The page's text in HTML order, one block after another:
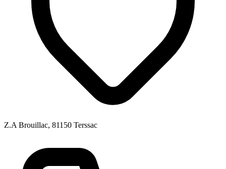
Z.A Brouillac, 81150 Terssac